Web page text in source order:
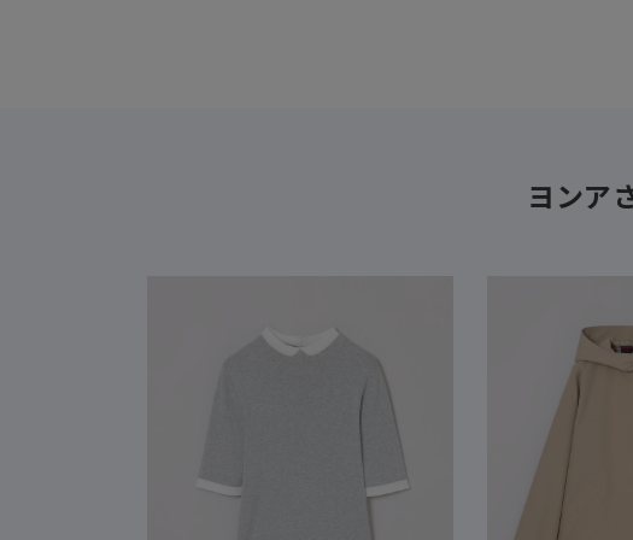
ヨンア